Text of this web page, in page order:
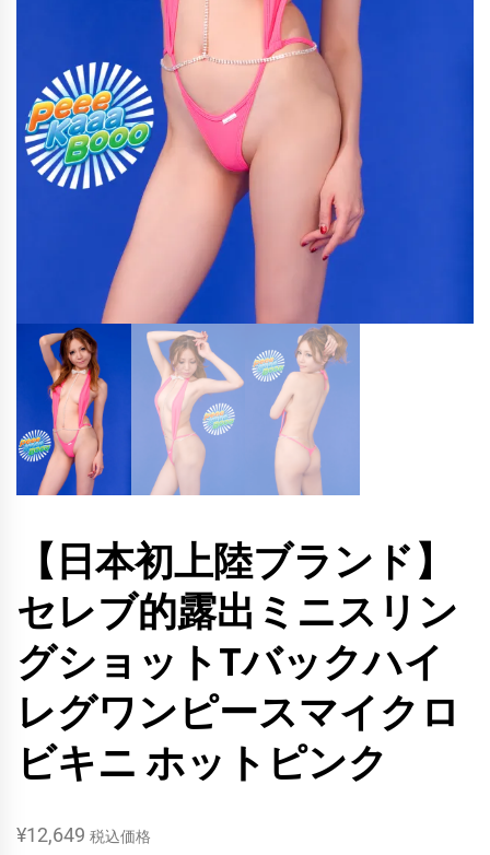
【日本初上陸ブランド】
セレブ的露出ミニスリン
グショットTバックハイ
レグワンピースマイクロ
ビキニ ホットピンク
¥12,649 税込価格